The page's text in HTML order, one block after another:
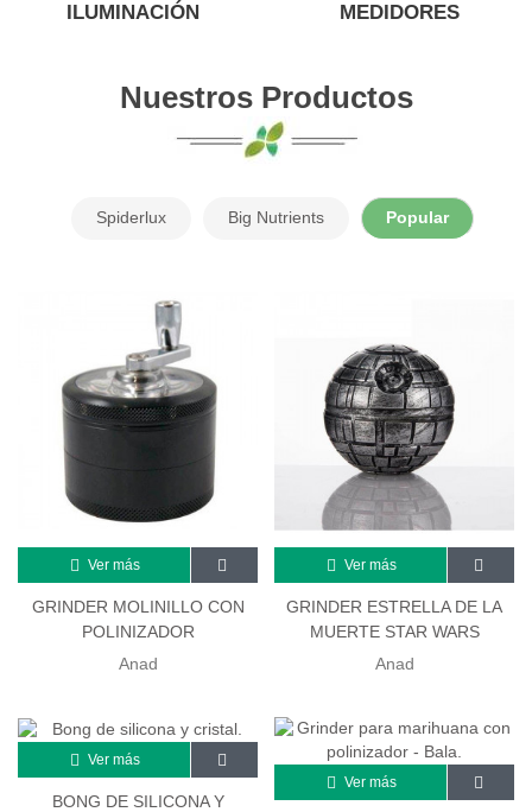
ILUMINACIÓN MEDIDORES
Nuestros Productos
Spiderlux Big Nutrients Popular
Ver más
GRINDER MOLINILLO CON
POLINIZADOR
Anad
Ver más
GRINDER ESTRELLA DE LA
MUERTE STAR WARS
Anad
Ver más
BONG DE SILICONA Y
Ver más